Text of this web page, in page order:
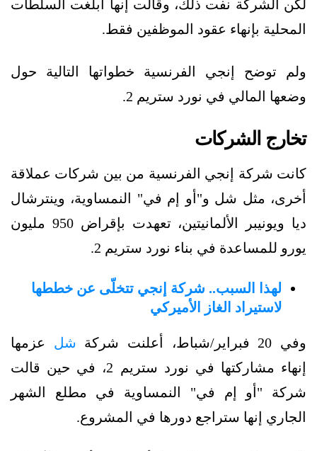
لكن الشركة نفت ذلك، وقالت إنها أبلغت السلطات
المحلية بإنهاء عقود الموظفين فقط.
ولم توضح إنجي الفرنسية خطواتها التالية حول
وضعها المالي في نورد ستريم 2.
تخارج الشركات
كانت شركة إنجي الفرنسية من بين شركات عملاقة
أخرى، مثل شل و"أو إم في" النمساوية، وينترشال
ديا ويونيبر الألمانيتين، تعهدت بإقراض 950 مليون
يورو للمساعدة في بناء نورد ستريم 2.
لهذا السبب.. شركة إنجي تتخلّى عن خططها
لاستيراد الغاز الأميركي
وفي 20 فبراير/شباط، أعلنت شركة شل عزمها
إنهاء مشاركتها في نورد ستريم 2، في حين قالت
شركة "أو إم في" النمساوية في مطلع الشهر
الجاري إنها ستراجع دورها في المشروع.